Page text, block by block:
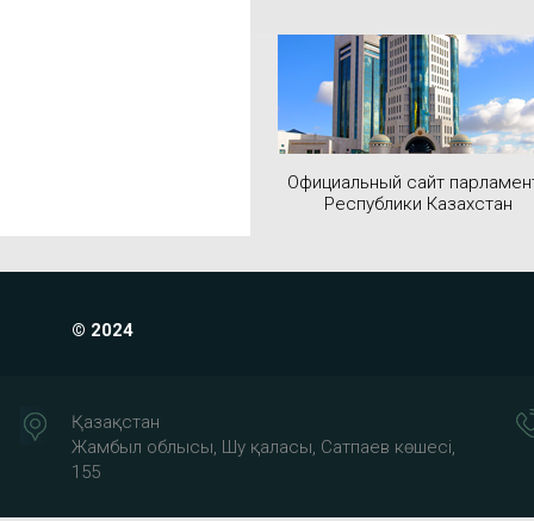
Официальный сайт
Республики Казахстан
© 2024
Қазақстан
Жамбыл облысы, Шу қаласы, Сатпаев көшесі,
155